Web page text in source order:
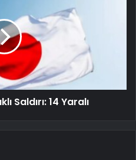
Saldırı: 14 Yaralı